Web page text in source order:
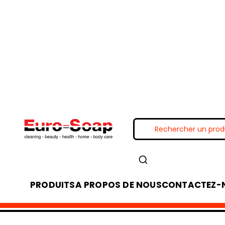
PRODUITSA PROPOS DE NOUSCONTACTEZ-